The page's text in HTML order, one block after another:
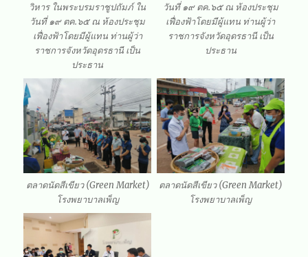
วิหาร ในพระบรมราชูปถัมภ์ ใน
วันที่ ๑๙ ตค.๖๕ ณ ห้องประชุม
เฟื่องฟ้าโดยมีผู้แทน ท่านผู้ว่า
ราชการจังหวัดอุดรธานี เป็น
ประธาน
วันที่ ๑๙ ตค.๖๕ ณ ห้องประชุม
เฟื่องฟ้าโดยมีผู้แทน ท่านผู้ว่า
ราชการจังหวัดอุดรธานี เป็น
ประธาน
ตลาดนัดสีเขียว (Green Market)
โรงพยาบาลเพ็ญ
ตลาดนัดสีเขียว (Green Market)
โรงพยาบาลเพ็ญ